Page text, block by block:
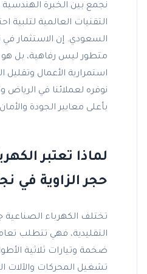
نجمع بين الخبرة
التقنيات العالمية لتلبية
السعودي. إن الاستثمار
متطور ليس رفاهية، بل
استمرارية الأعمال وتقليل
نوفره لعملائنا في الرياض
بأعلى معايير الجودة
لماذا تعتبر
حجر الزاوية في
تختلف الكهرباء الصناعية
التقليدية، فهي تتطلب
تشغيل المحركات والآلات